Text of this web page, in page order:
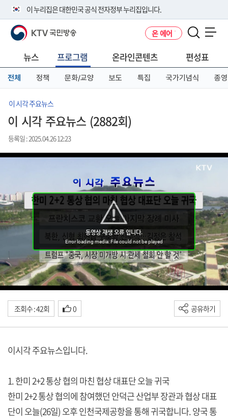
이 누리집은 대한민국 공식 전자정부 누리집입니다.
공식 누리집 주소 확인하기
니다.
이밖에 or.kr 또는 .kr등 다른 도메인 주소를 사용하고 있다면 아래 URL에
서 도메인 주소를 확인해 보세요
KTV 국민방송 온 에어
뉴스 프로그램 온라인콘텐츠 편성표
전체 정책 문화/교양 보도 특집 국가기념식 종영
이 시각 주요뉴스
이 시각 주요뉴스 (2882회)
등록일 : 2025.04.26 12:23
조회수 : 42회 0 공유하기
이시각 주요뉴스입니다.
1. 한미 2+2 통상 협의 마친 협상 대표단 오늘 귀국
한미 2+2 통상 협의에 참여했던 안덕근 산업부 장관과 협상 대표
단이 오늘(26일) 오후 인천국제공항을 통해 귀국합니다. 양국 통